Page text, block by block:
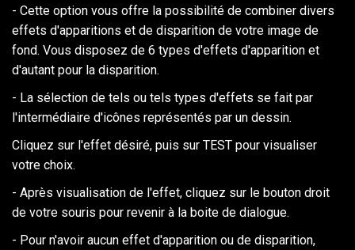
- Cette option vous offre la possibilité de combiner divers
effets d'apparitions et de disparition de votre image de
fond. Vous disposez de 6 types d'effets d'apparition et
d'autant pour la disparition.
- La sélection de tels ou tels types d'effets se fait par
l'intermédiaire d'icônes représentés par un dessin.
Cliquez sur l'effet désiré, puis sur TEST pour visualiser
votre choix.
- Après visualisation de l'effet, cliquez sur le bouton droit
de votre souris pour revenir à la boite de dialogue.
- Pour n'avoir aucun effet d'apparition ou de disparition,